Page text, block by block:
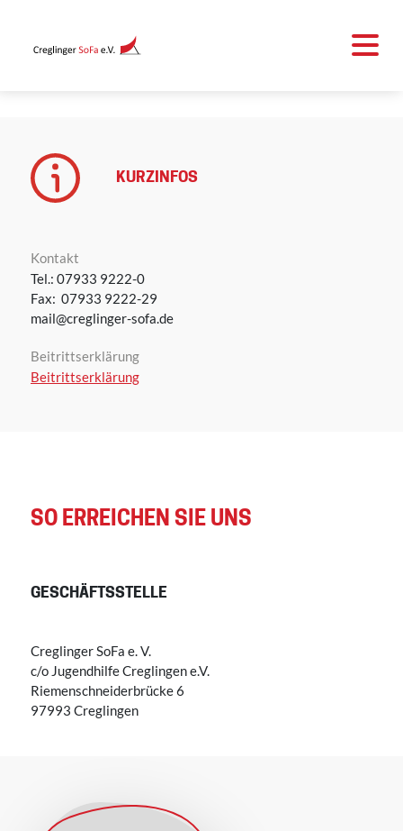
SO ERREICHEN SIE UNS
GESCHÄFTSSTELLE
Creglinger SoFa e. V.
c/o Jugendhilfe Creglingen e.V.
Riemenschneiderbrücke 6
97993 Creglingen
KURZINFOS
Kontakt
Tel.: 07933 9222-0
Fax: 07933 9222-29
mail@creglinger-sofa.de
Beitrittserklärung
Beitrittserklärung